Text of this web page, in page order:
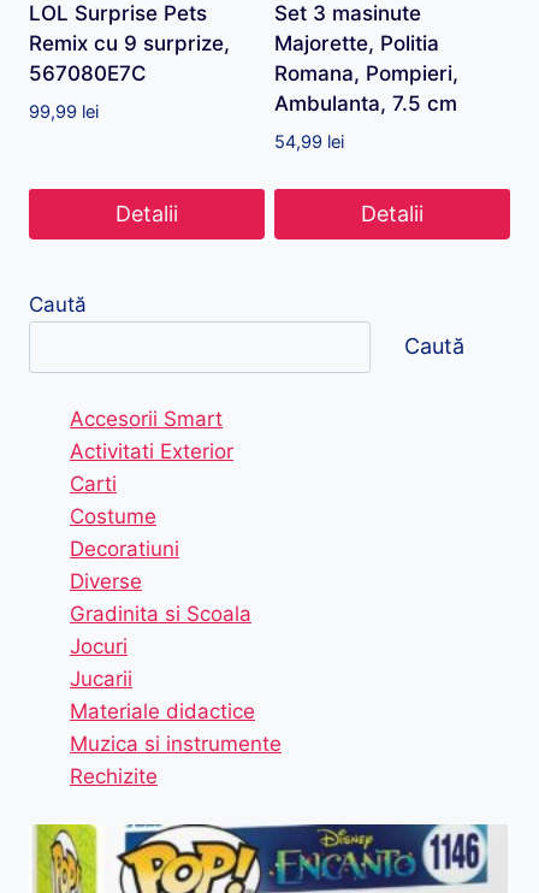
LOL Surprise Pets
Remix cu 9 surprize,
567080E7C
99,99 lei
Detalii
Set 3 masinute
Majorette, Politia
Romana, Pompieri,
Ambulanta, 7.5 cm
54,99 lei
Detalii
Caută
Caută
Accesorii Smart
Activitati Exterior
Carti
Costume
Decoratiuni
Diverse
Gradinita si Scoala
Jocuri
Jucarii
Materiale didactice
Muzica si instrumente
Rechizite